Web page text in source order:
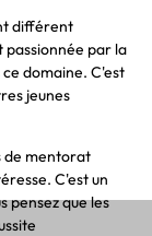
différent
par la
domaine. C'est
jeunes
de mentorat
C'est un
pensez que les